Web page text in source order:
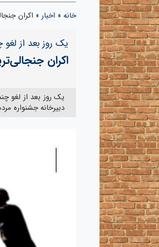
خانه » اخبار » اکران
یک روز بعد از لغو
اکران
یک روز بعد از لغو
دبیرخانه جشنواره